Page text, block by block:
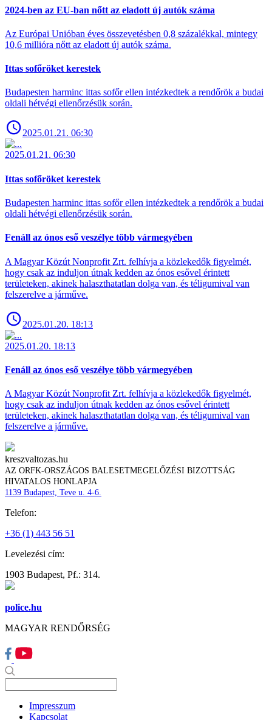
2024-ben az EU-ban nőtt az eladott új autók száma
Az Európai Unióban éves összevetésben 0,8 százalékkal, mintegy
10,6 millióra nőtt az eladott új autók száma.
Ittas sofőröket kerestek
Budapesten harminc ittas sofőr ellen intézkedtek a rendőrök a budai
oldali hétvégi ellenőrzésük során.
2025.01.21. 06:30
2025.01.21. 06:30
Ittas sofőröket kerestek
Budapesten harminc ittas sofőr ellen intézkedtek a rendőrök a budai
oldali hétvégi ellenőrzésük során.
Fenáll az ónos eső veszélye több vármegyében
A Magyar Közút Nonprofit Zrt. felhívja a közlekedők figyelmét,
hogy csak az induljon útnak kedden az ónos esővel érintett
területeken, akinek halaszthatatlan dolga van, és téligumival van
felszerelve a járműve.
2025.01.20. 18:13
2025.01.20. 18:13
Fenáll az ónos eső veszélye több vármegyében
A Magyar Közút Nonprofit Zrt. felhívja a közlekedők figyelmét,
hogy csak az induljon útnak kedden az ónos esővel érintett
területeken, akinek halaszthatatlan dolga van, és téligumival van
felszerelve a járműve.
kreszvaltozas.hu
AZ ORFK-ORSZÁGOS BALESETMEGELŐZÉSI BIZOTTSÁG
HIVATALOS HONLAPJA
1139 Budapest, Teve u. 4-6.
Telefon:
+36 (1) 443 56 51
Levelezési cím:
1903 Budapest, Pf.: 314.
police.hu
MAGYAR RENDŐRSÉG
Impresszum
Kapcsolat